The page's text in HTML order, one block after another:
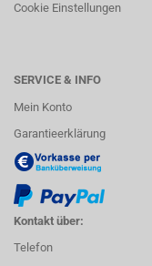
Cookie Einstellungen
SERVICE & INFO
Mein Konto
Garantieerklärung
Kontakt über:
Telefon